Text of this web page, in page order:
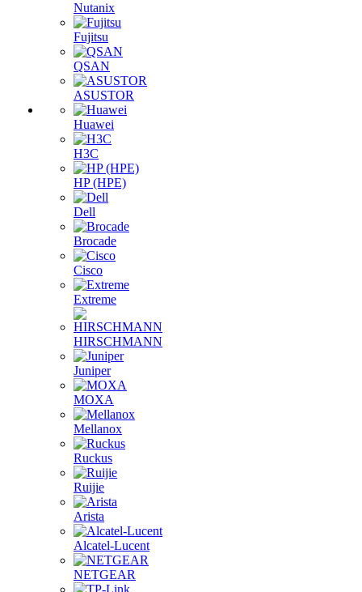
Nutanix
Fujitsu
QSAN
ASUSTOR
Huawei
H3C
HP (HPE)
Dell
Brocade
Cisco
Extreme
HIRSCHMANN
Juniper
MOXA
Mellanox
Ruckus
Ruijie
Arista
Alcatel-Lucent
NETGEAR